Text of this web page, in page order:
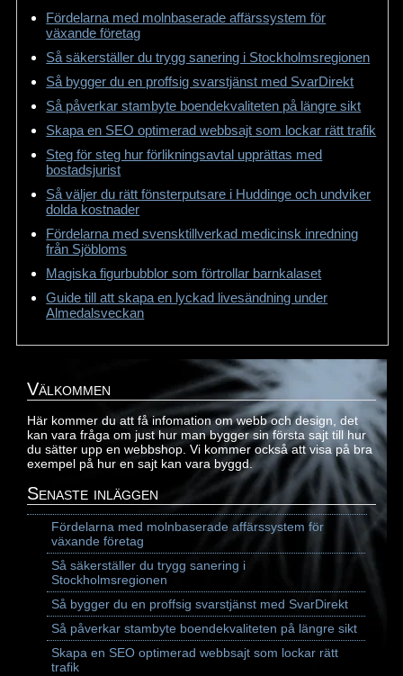
Fördelarna med molnbaserade affärssystem för
växande företag
Så säkerställer du trygg sanering i Stockholmsregionen
Så bygger du en proffsig svarstjänst med SvarDirekt
Så påverkar stambyte boendekvaliteten på längre sikt
Skapa en SEO optimerad webbsajt som lockar rätt trafik
Steg för steg hur förlikningsavtal upprättas med
bostadsjurist
Så väljer du rätt fönsterputsare i Huddinge och undviker
dolda kostnader
Fördelarna med svensktillverkad medicinsk inredning
från Sjöbloms
Magiska figurbubblor som förtrollar barnkalaset
Guide till att skapa en lyckad livesändning under
Almedalsveckan
Välkommen
Här kommer du att få infomation om webb och design, det
kan vara fråga om just hur man bygger sin första sajt till hur
du sätter upp en webbshop. Vi kommer också att visa på bra
exempel på hur en sajt kan vara byggd.
Senaste inläggen
Fördelarna med molnbaserade affärssystem för
växande företag
Så säkerställer du trygg sanering i
Stockholmsregionen
Så bygger du en proffsig svarstjänst med SvarDirekt
Så påverkar stambyte boendekvaliteten på längre sikt
Skapa en SEO optimerad webbsajt som lockar rätt
trafik